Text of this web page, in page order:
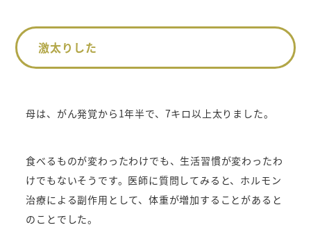
激太りした
母は、がん発覚から1年半で、7キロ以上太りました。
食べるものが変わったわけでも、生活習慣が変わったわ
けでもないそうです。 医師に質問してみると、ホルモン
治療による副作用として、体重が増加することがあると
のことでした。